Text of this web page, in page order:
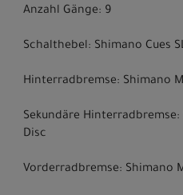
Anzahl Gänge: 9
Schalthebel: Shimano Cues
Hinterradbremse: Shimano
Sekundäre
Disc
Vorderradbremse: Shimano